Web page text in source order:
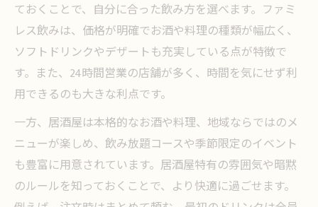
ておくことで、自分に合った飲み方を選べます。ファミ
レス飲みは、価格が明確でお酒や料理の種類が幅広く、
ソフトドリンクやデザートも充実している点が特徴で
す。また、24時間営業の店舗が多く、時間を気にせず利
用できるのも大きな利点です。
一方、居酒屋は本格的なお酒や料理、地域ならではのメ
ニューが楽しめ、飲み放題コースや季節限定のイベント
も豊富に用意されています。居酒屋特有の雰囲気や暗黙
のルールを知っておくことで、より快適に過ごせます。